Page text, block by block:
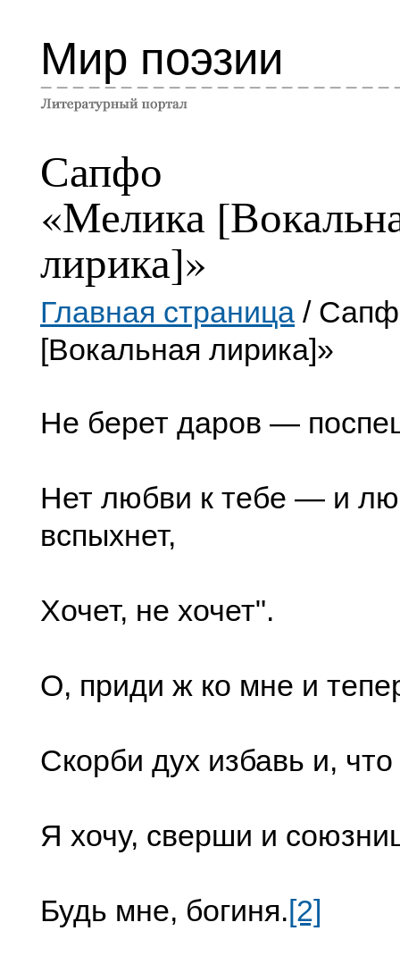
Мир поэзии
Сапфо
«Мелика
лирика]»
Главная страница /
[Вокальная лирика]»
Не берет даров —
Нет любви к тебе — и
вспыхнет,
Хочет, не хочет".
О, приди ж ко мне и
Скорби дух избавь и, что
Я хочу, сверши и
Будь мне, богиня.[2]